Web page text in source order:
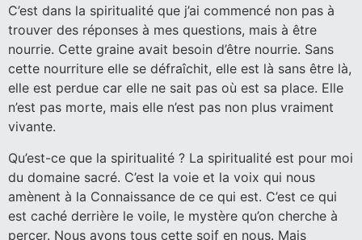
C’est dans la spiritualité que j’ai commencé non pas à
trouver des réponses à mes questions, mais à être
nourrie. Cette graine avait besoin d’être nourrie. Sans
cette nourriture elle se défraîchit, elle est là sans être là,
elle est perdue car elle ne sait pas où est sa place. Elle
n’est pas morte, mais elle n’est pas non plus vraiment
vivante.
Qu’est-ce que la spiritualité ? La spiritualité est pour moi
du domaine sacré. C’est la voie et la voix qui nous
amènent à la Connaissance de ce qui est. C’est ce qui
est caché derrière le voile, le mystère qu’on cherche à
percer. Nous avons tous cette soif en nous. Mais